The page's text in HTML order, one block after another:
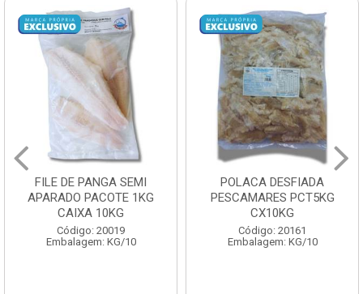
FILE DE PANGA SEMI
APARADO PACOTE 1KG
CAIXA 10KG
Código: 20019
Embalagem: KG/10
POLACA DESFIADA
PESCAMARES PCT5KG
CX10KG
Código: 20161
Embalagem: KG/10